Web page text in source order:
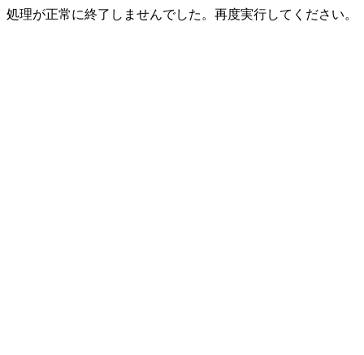
処理が正常に終了しませんでした。再度実行してください。